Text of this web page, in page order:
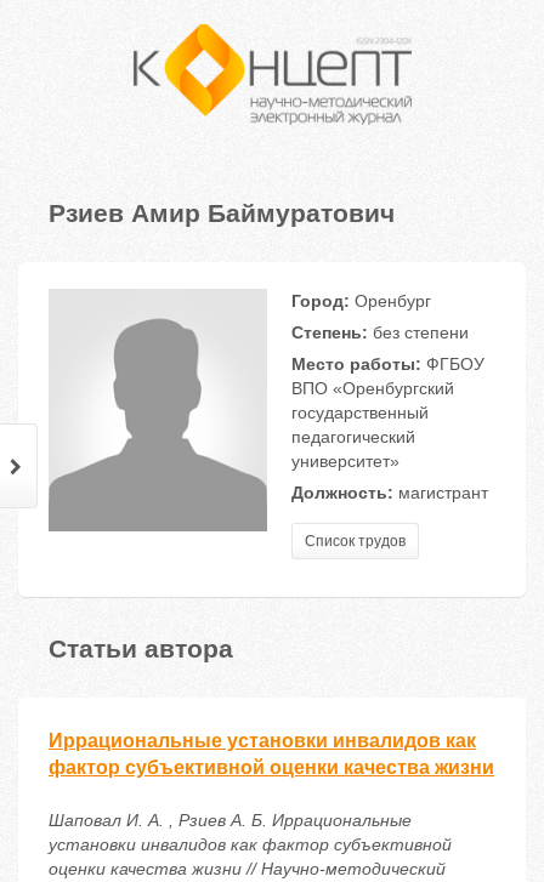
Рзиев Амир Баймуратович
Город: Оренбург
Степень: без степени
Место работы: ФГБОУ
ВПО «Оренбургский
государственный
педагогический
университет»
Должность: магистрант
Список трудов
Статьи автора
Иррациональные установки инвалидов как
фактор субъективной оценки качества жизни
Шаповал И. А. , Рзиев А. Б. Иррациональные
установки инвалидов как фактор субъективной
оценки качества жизни // Научно-методический